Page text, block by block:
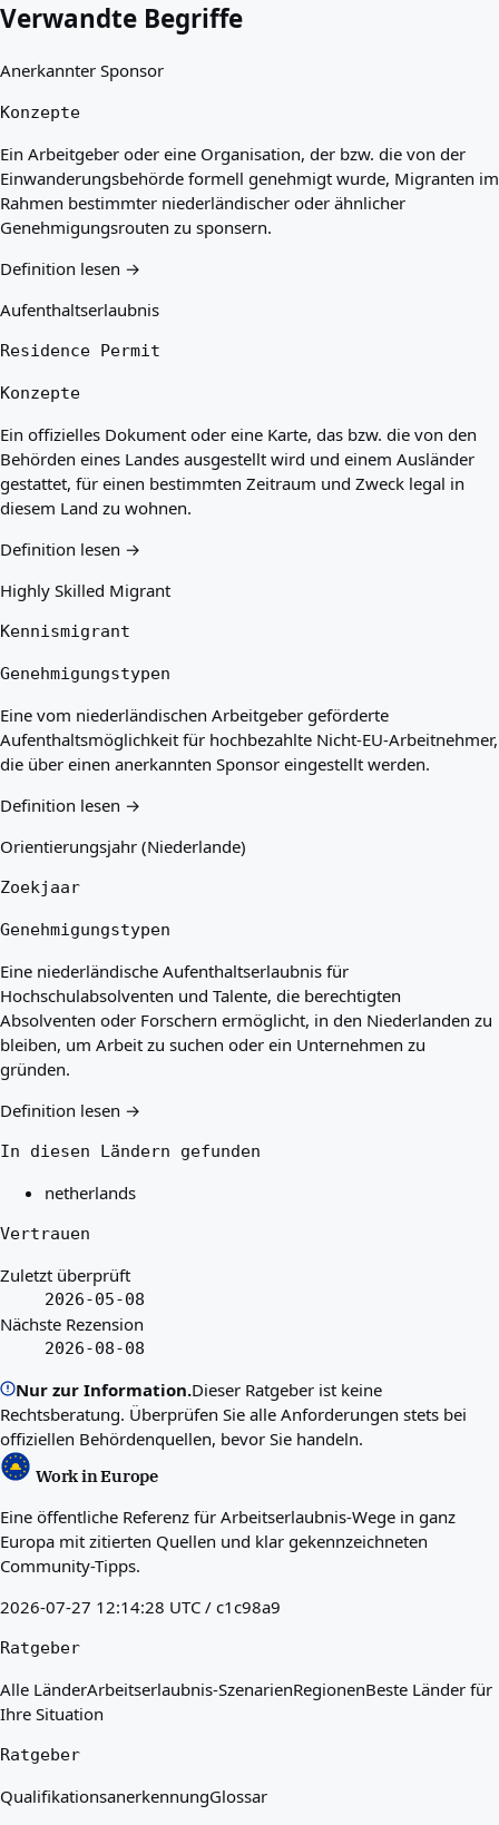
Verwandte Begriffe
Anerkannter Sponsor
Konzepte
Ein Arbeitgeber oder eine Organisation, der bzw. die von der
Einwanderungsbehörde formell genehmigt wurde, Migranten im
Rahmen bestimmter niederländischer oder ähnlicher
Genehmigungsrouten zu sponsern.
Definition lesen →
Aufenthaltserlaubnis
Residence Permit
Konzepte
Ein offizielles Dokument oder eine Karte, das bzw. die von den
Behörden eines Landes ausgestellt wird und einem Ausländer
gestattet, für einen bestimmten Zeitraum und Zweck legal in
diesem Land zu wohnen.
Definition lesen →
Highly Skilled Migrant
Kennismigrant
Genehmigungstypen
Eine vom niederländischen Arbeitgeber geförderte
Aufenthaltsmöglichkeit für hochbezahlte Nicht-EU-Arbeitnehmer,
die über einen anerkannten Sponsor eingestellt werden.
Definition lesen →
Orientierungsjahr (Niederlande)
Zoekjaar
Genehmigungstypen
Eine niederländische Aufenthaltserlaubnis für
Hochschulabsolventen und Talente, die berechtigten
Absolventen oder Forschern ermöglicht, in den Niederlanden zu
bleiben, um Arbeit zu suchen oder ein Unternehmen zu
gründen.
Definition lesen →
In diesen Ländern gefunden
netherlands
Vertrauen
Zuletzt überprüft
2026-05-08
Nächste Rezension
2026-08-08
Nur zur Information.Dieser Ratgeber ist keine
Rechtsberatung. Überprüfen Sie alle Anforderungen stets bei
offiziellen Behördenquellen, bevor Sie handeln.
Work in Europe
Eine öffentliche Referenz für Arbeitserlaubnis-Wege in ganz
Europa mit zitierten Quellen und klar gekennzeichneten
Community-Tipps.
2026-07-27 12:14:28 UTC / c1c98a9
Ratgeber
Alle LänderArbeitserlaubnis-SzenarienRegionenBeste Länder für
Ihre Situation
Ratgeber
QualifikationsanerkennungGlossar